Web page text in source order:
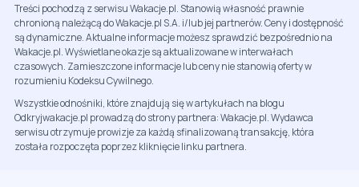
Treści pochodzą z serwisu Wakacje.pl. Stanowią własność prawnie
chronioną należącą do Wakacje.pl S.A. i/lub jej partnerów. Ceny i dostępność
są dynamiczne. Aktualne informacje możesz sprawdzić bezpośrednio na
Wakacje.pl. Wyświetlane okazje są aktualizowane w interwałach
czasowych. Zamieszczone informacje lub ceny nie stanowią oferty w
rozumieniu Kodeksu Cywilnego.
Wszystkie odnośniki, które znajdują się w artykułach na blogu
Odkryjwakacje.pl prowadzą do strony partnera: Wakacje.pl. Wydawca
serwisu otrzymuje prowizje za każdą sfinalizowaną transakcję, która
została rozpoczęta poprzez kliknięcie linku partnera.